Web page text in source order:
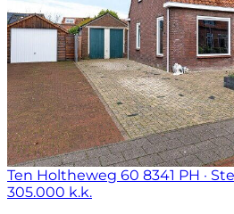
Ten Holtheweg 60 8341 PH ·
305.000 k.k.